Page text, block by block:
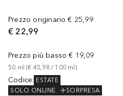
Prezzo originario € 25,99
€ 22,99
Prezzo più basso € 19,09
50 ml (€ 45,98 / 100 ml )
Codice: ESTATE
SOLO ONLINE
SORPRESA